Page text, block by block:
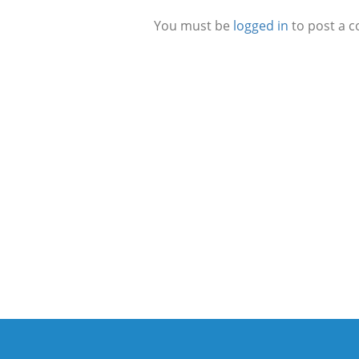
You must be logged in to post a